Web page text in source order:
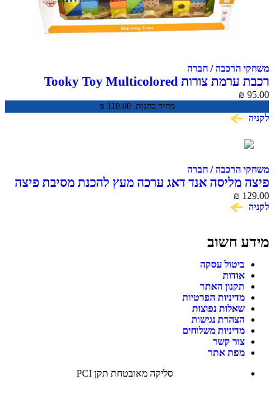
משחקי הרכבה / חברה
רכבת ערמת צורות Tooky Toy Multicolored
Stacking Train TKB383
מחיר בחנות: ₪ 110.00
₪ 95.00
לקניה
משחקי הרכבה / חברה
פיצה מליסה אנד דאג ערכה מעץ להכנת מסיבת פיצה
₪ 129.00
לקניה
מידע חשוב
ביטול עסקה
אודות
תקנון האתר
מדיניות הפרטיות
שאלות נפוצות
הצהרת נגישות
מדיניות משלוחים
צור קשר
מפת אתר
סליקה מאובטחת תקן PCI